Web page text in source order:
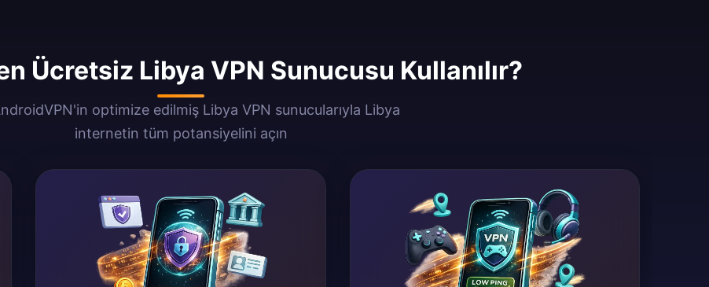
Ücretsiz Libya VPN Sunucusu Kullanılır?
optimize edilmiş Libya VPN sunucularıyla Libya
internetin tüm potansiyelini açın